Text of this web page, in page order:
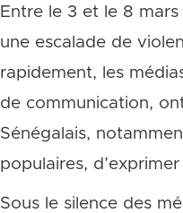
Entre le 3 et le 8
une escalade de
rapidement, les
de communication,
Sénégalais,
populaires,
Sous le silence des